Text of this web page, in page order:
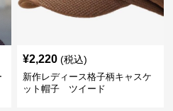
¥2,220 (税込)
新作レディース格子柄キャスケ
ット帽子 ツイード